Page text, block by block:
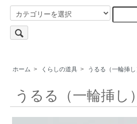
ホーム > くらしの道具 > うるる（一輪挿し
うるる（一輪挿し